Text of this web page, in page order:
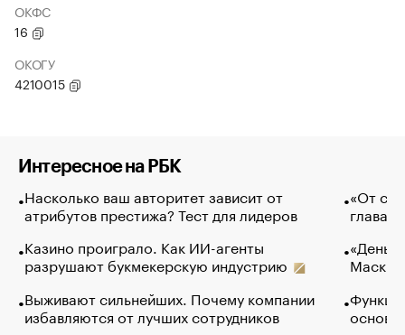
ОКФС
16
ОКОГУ
4210015
Интересное на РБК
Насколько ваш авторитет зависит от
атрибутов престижа? Тест для лидеров
Казино проиграло. Как ИИ-агенты
разрушают букмекерскую индустрию
Выживают сильнейших. Почему компании
избавляются от лучших сотрудников
«От
глава
Маск в
основ